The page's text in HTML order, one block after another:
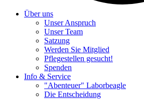
Über uns
Unser Anspruch
Unser Team
Satzung
Werden Sie Mitglied
Pflegestellen gesucht!
Spenden
Info & Service
"Abenteuer" Laborbeagle
Die Entscheidung